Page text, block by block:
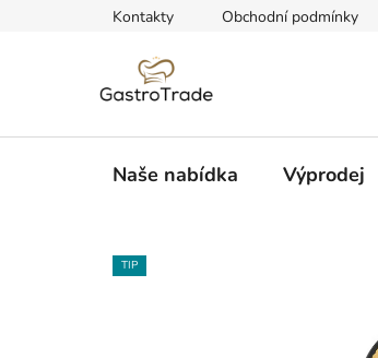
Kontakty Obchodní podmínky
Naše nabídka Výprodej
TIP